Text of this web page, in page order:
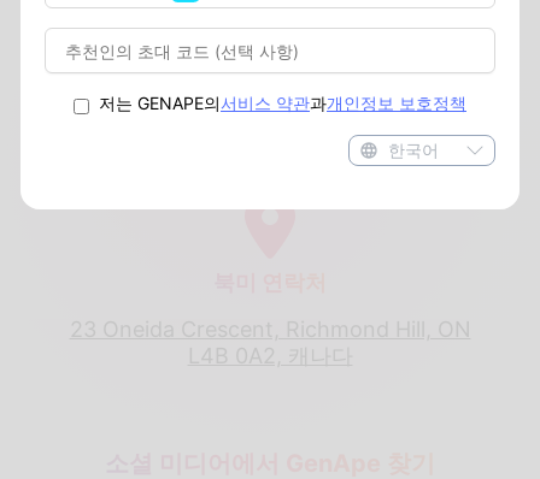
본사
821, 타이완 고운시 로주구 국창로 237샹 63
저는 GENAPE의서비스 약관과개인정보 보호정책
한국어
저는 GENAPE의서비스 약관과개인정보 보호정책
한국어